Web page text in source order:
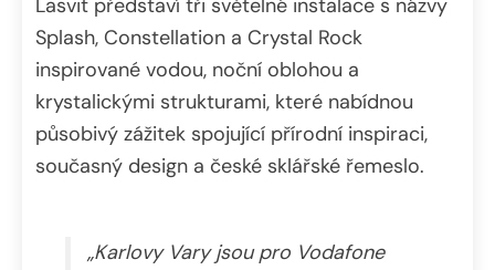
Lasvit představí tři světelné instalace s názvy
Splash, Constellation a Crystal Rock
inspirované vodou, noční oblohou a
krystalickými strukturami, které nabídnou
působivý zážitek spojující přírodní inspiraci,
současný design a české sklářské řemeslo.
„Karlovy Vary jsou pro Vodafone